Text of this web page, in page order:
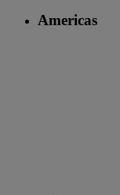
Americas